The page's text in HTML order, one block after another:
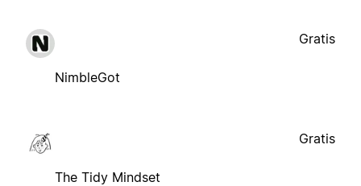
NimbleGot
Gratis
The Tidy Mindset
Gratis